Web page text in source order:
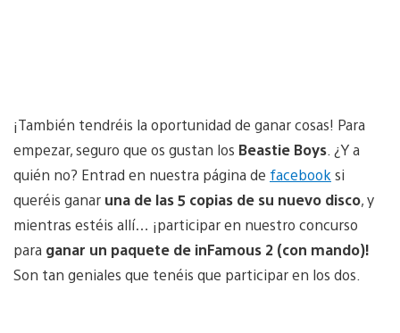
¡También tendréis la oportunidad de ganar cosas! Para
empezar, seguro que os gustan los Beastie Boys . ¿Y a
quién no? Entrad en nuestra página de facebook si
queréis ganar una de las 5 copias de su nuevo disco, y
mientras estéis allí… ¡participar en nuestro concurso
para ganar un paquete de inFamous 2 (con mando)!
Son tan geniales que tenéis que participar en los dos.